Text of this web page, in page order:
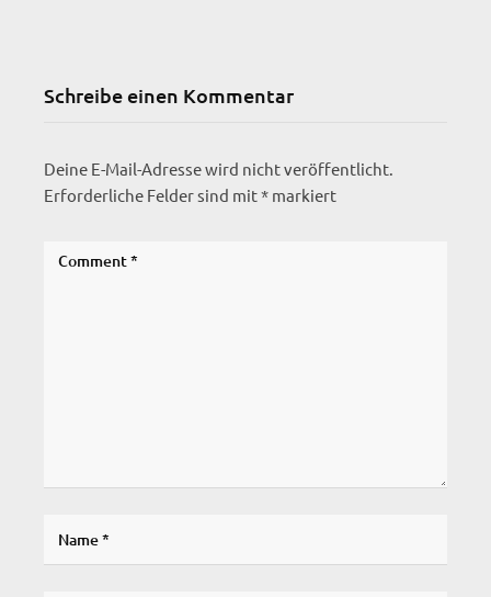
Schreibe einen Kommentar
Deine E-Mail-Adresse wird nicht veröffentlicht.
Erforderliche Felder sind mit* markiert